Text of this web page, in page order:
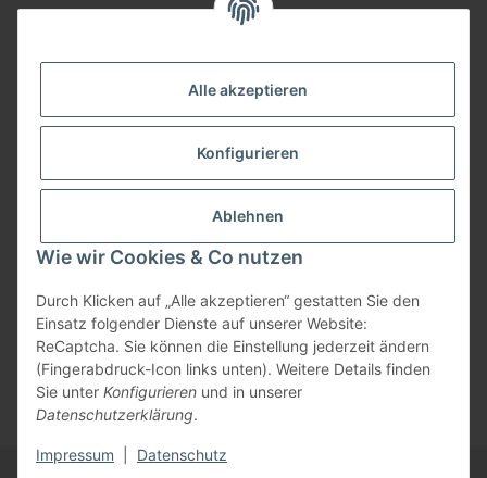
Alle akzeptieren
Konfigurieren
Ablehnen
Wie wir Cookies & Co nutzen
Durch Klicken auf „Alle akzeptieren“ gestatten Sie den
Einsatz folgender Dienste auf unserer Website:
ReCaptcha. Sie können die Einstellung jederzeit ändern
(Fingerabdruck-Icon links unten). Weitere Details finden
Sie unter Konfigurieren und in unserer
Datenschutzerklärung.
Impressum Datenschutz
Vertrag widerrufen
* Alle Preise inkl. gesetzlicher USt., zzgl.Versand